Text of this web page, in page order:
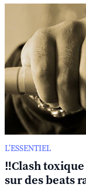
L’ESSENTIEL
‼️Clash
sur des beats